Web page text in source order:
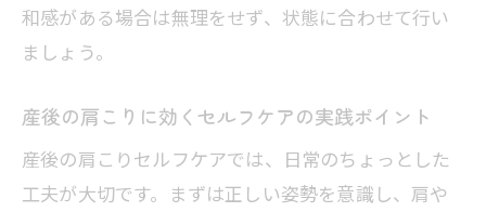
無理なく受ける産後の肩こりマッサージ
注意点
び方
和感がある場合は無理をせず、状態に合わせて行い
ましょう。
産後の肩こりに効くセルフケアの実践ポイント
産後の肩こりセルフケアでは、日常のちょっとした
工夫が大切です。まずは正しい姿勢を意識し、肩や